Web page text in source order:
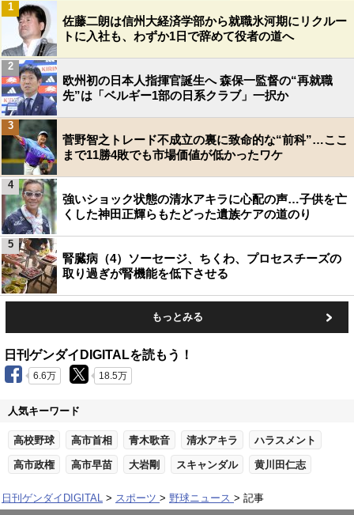
佐藤二朗は信州大経済学部から就職氷河期にリクルー
トに入社も、わずか1日で辞めて役者の道へ
1
欧州初の日本人指揮官誕生へ 森保一監督の“再就職
先”は「ベルギー1部の日系クラブ」一択か
2
菅野智之トレード不成立の裏に致命的な“前科”…ここ
まで11勝4敗でも市場価値が低かったワケ
3
強いショック状態の清水アキラに心配の声…子供を亡
くした神田正輝らもたどった遺族ケアの道のり
4
腎臓病（4）ソーセージ、ちくわ、プロセスチーズの
取り過ぎが腎機能を低下させる
5
もっとみる
日刊ゲンダイDIGITALを読もう！
6.6万 18.5万
人気キーワード
高校野球 高市首相 青木歌音 清水アキラ ハラスメント
高市政権 高市早苗 大岩剛 スキャンダル 黄川田仁志
日刊ゲンダイDIGITAL スポーツ 野球ニュース 記事